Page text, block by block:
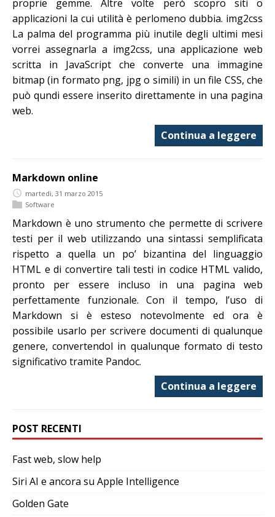
proprie gemme. Altre volte però scopro siti o
applicazioni la cui utilità è perlomeno dubbia. img2css
La palma del programma più inutile degli ultimi mesi
vorrei assegnarla a img2css, una applicazione web
scritta in JavaScript che converte una immagine
bitmap (in formato png, jpg o simili) in un file CSS, che
può qundi essere inserito direttamente in una pagina
web.
Continua a leggere
Markdown online
martedì, 31 marzo 2015
Software
Markdown è uno strumento che permette di scrivere
testi per il web utilizzando una sintassi semplificata
rispetto a quella un po’ bizantina del linguaggio
HTML e di convertire tali testi in codice HTML valido,
pronto per essere incluso in una pagina web
perfettamente funzionale. Con il tempo, l’uso di
Markdown si è esteso notevolmente ed ora è
possibile usarlo per scrivere documenti di qualunque
genere, convertendol in qualunque formato di testo
significativo tramite Pandoc.
Continua a leggere
POST RECENTI
Fast web, slow help
Siri AI e ancora su Apple Intelligence
Golden Gate